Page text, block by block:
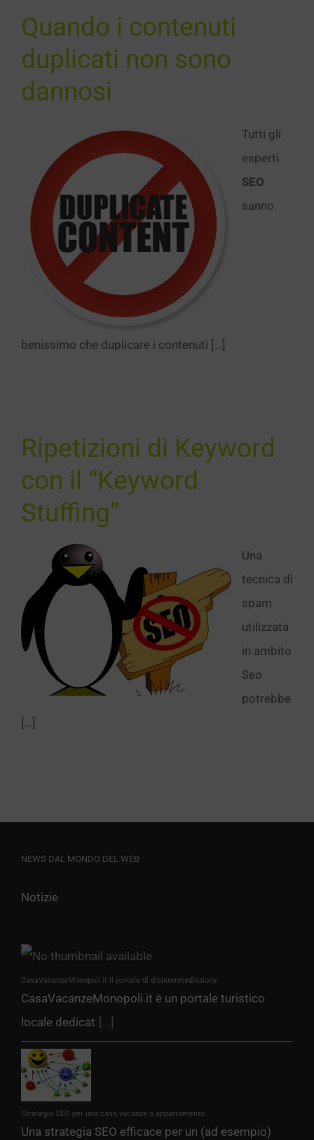
Quando i contenuti
duplicati non sono
dannosi
Tutti gli
esperti
SEO
sanno
benissimo che duplicare i contenuti […]
SEO
Ripetizioni di Keyword
con il “Keyword
Stuffing”
Una
tecnica di
spam
utilizzata
in ambito
Seo
potrebbe
[…]
NEWS DAL MONDO DEL WEB
Notizie
CasaVacanzeMonopoli.it il portale di disintermediazione
CasaVacanzeMonopoli.it è un portale turistico
locale dedicat [...]
Strategia SEO per una casa vacanze o appartamento
Una strategia SEO efficace per un (ad esempio)